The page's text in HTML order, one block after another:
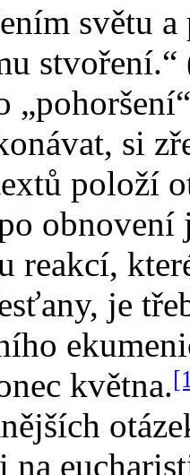
světu a
si
položí
reakcí,
je
května.
na